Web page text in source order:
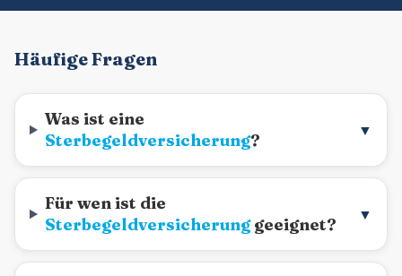
Häufige Fragen
Was ist eine
Sterbegeldversicherung?
▼
Für wen ist die
Sterbegeldversicherunggeeignet?
▼